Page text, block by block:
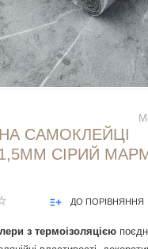
САМОКЛЕЙЦІ
СІРИЙ
ДО ПОРІВНЯННЯ
з термоізоляцією